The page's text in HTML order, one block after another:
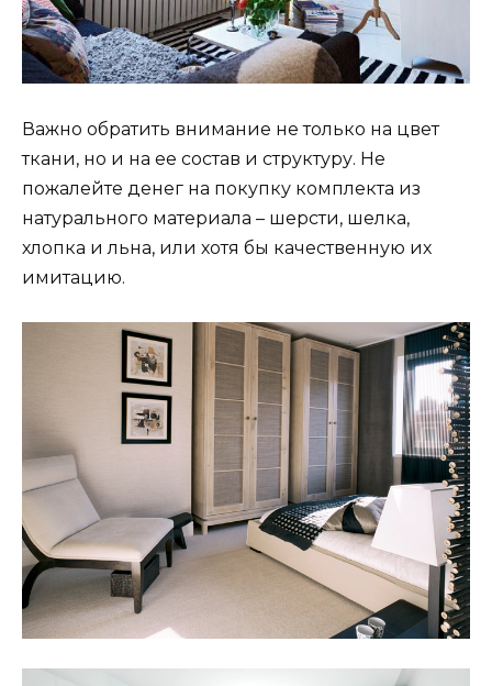
Важно обратить внимание не только на цвет
ткани, но и на ее состав и структуру. Не
пожалейте денег на покупку комплекта из
натурального материала – шерсти, шелка,
хлопка и льна, или хотя бы качественную их
имитацию.